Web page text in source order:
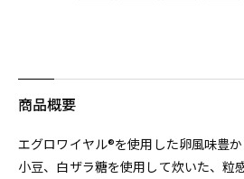
商品概要
エグロワイヤル®を使用した卵風味豊
小豆、白ザラ糖を使用して炊いた、粒